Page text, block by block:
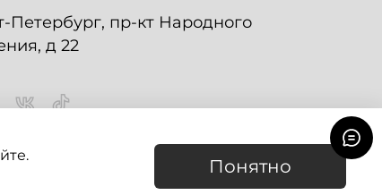
Петербург, пр-кт Народного
д 22
Понятно